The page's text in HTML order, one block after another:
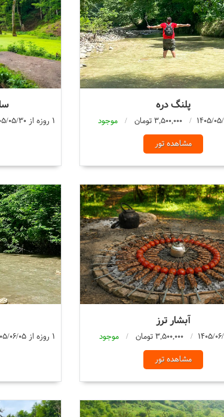
پلنگ دره
3,500,000 تومان
موجود
مشاهده تور
1 روزه از 1405/05/30
آبشار ترز
3,500,000 تومان
موجود
مشاهده تور
1 روزه از 1405/06/05